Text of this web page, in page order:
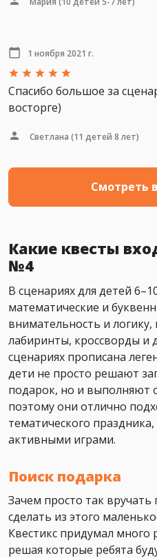
1 ноября 2021 г.
Спасибо большое за
восторге)
Светлана (11 детей 8 лет)
Смотреть
Какие квесты
№4
В сценариях для детей
математические и
внимательность и
лабиринты, кроссворды и
сценариях прописана
дети не просто решают
подарок, но и выполняют
поэтому они отлично
тематического
активными играми.
Поиск подарка
Зачем просто так
сделать из этого
Квестикс придумал много
решая которые ребята